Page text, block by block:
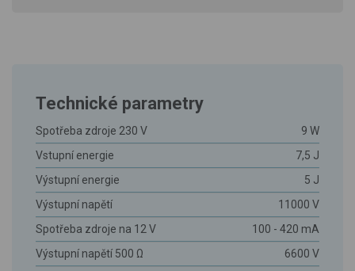
Technické parametry
Spotřeba zdroje 230 V
9 W
Vstupní energie
7,5 J
Výstupní energie
5 J
Výstupní napětí
11000 V
Spotřeba zdroje na 12 V
100 - 420 mA
Výstupní napětí 500 Ω
6600 V